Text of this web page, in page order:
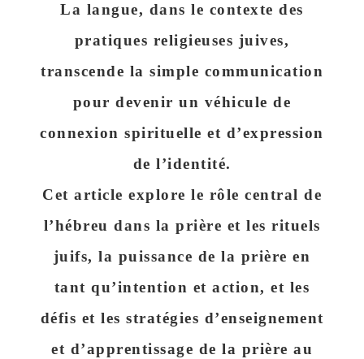
La langue, dans le contexte des
pratiques religieuses juives,
transcende la simple communication
pour devenir un véhicule de
connexion spirituelle et d’expression
de l’identité.
Cet article explore le rôle central de
l’hébreu dans la prière et les rituels
juifs, la puissance de la prière en
tant qu’intention et action, et les
défis et les stratégies d’enseignement
et d’apprentissage de la prière au